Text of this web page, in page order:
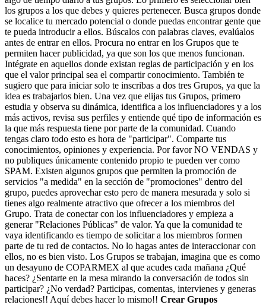
los grupos a los que debes y quieres pertenecer. Busca grupos donde
se localice tu mercado potencial o donde puedas encontrar gente que
te pueda introducir a ellos. Búscalos con palabras claves, evalúalos
antes de entrar en ellos. Procura no entrar en los Grupos que te
permiten hacer publicidad, ya que son los que menos funcionan.
Intégrate en aquellos donde existan reglas de participación y en los
que el valor principal sea el compartir conocimiento. También te
sugiero que para iniciar solo te inscribas a dos tres Grupos, ya que la
idea es trabajarlos bien. Una vez que elijas tus Grupos, primero
estudia y observa su dinámica, identifica a los influenciadores y a los
más activos, revisa sus perfiles y entiende qué tipo de información es
la que más respuesta tiene por parte de la comunidad. Cuando
tengas claro todo esto es hora de "participar". Comparte tus
conocimientos, opiniones y experiencia. Por favor NO VENDAS y
no publiques únicamente contenido propio te pueden ver como
SPAM. Existen algunos grupos que permiten la promoción de
servicios "a medida" en la sección de "promociones" dentro del
grupo, puedes aprovechar esto pero de manera mesurada y solo si
tienes algo realmente atractivo que ofrecer a los miembros del
Grupo. Trata de conectar con los influenciadores y empieza a
generar "Relaciones Públicas" de valor. Ya que la comunidad te
vaya identificando es tiempo de solicitar a los miembros formen
parte de tu red de contactos. No lo hagas antes de interaccionar con
ellos, no es bien visto. Los Grupos se trabajan, imagina que es como
un desayuno de COPARMEX al que acudes cada mañana ¿Qué
haces? ¿Sentarte en la mesa mirando la conversación de todos sin
participar? ¿No verdad? Participas, comentas, intervienes y generas
relaciones!! Aquí debes hacer lo mismo!! Crear Grupos